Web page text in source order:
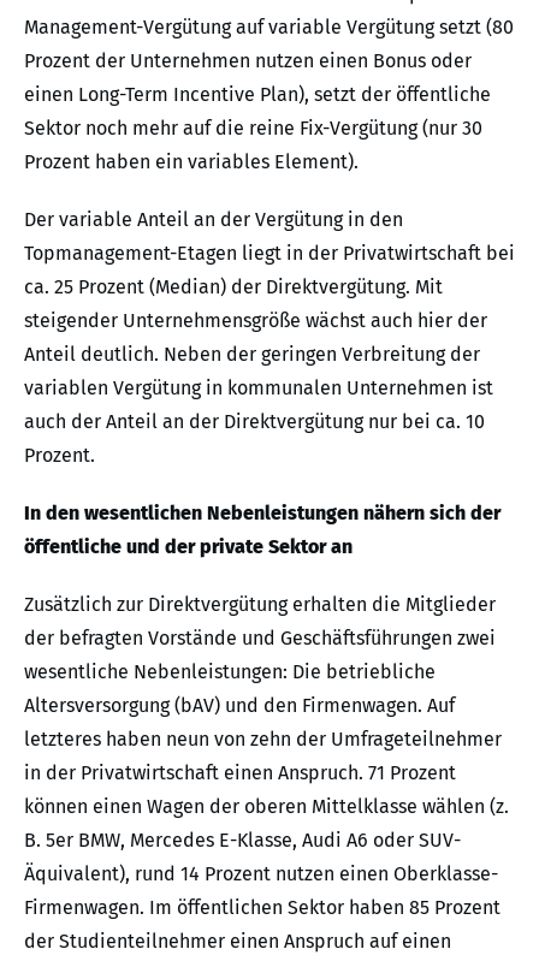
Management-Vergütung auf variable Vergütung setzt (80
Prozent der Unternehmen nutzen einen Bonus oder
einen Long-Term Incentive Plan), setzt der öffentliche
Sektor noch mehr auf die reine Fix-Vergütung (nur 30
Prozent haben ein variables Element).
Der variable Anteil an der Vergütung in den
Topmanagement-Etagen liegt in der Privatwirtschaft bei
ca. 25 Prozent (Median) der Direktvergütung. Mit
steigender Unternehmensgröße wächst auch hier der
Anteil deutlich. Neben der geringen Verbreitung der
variablen Vergütung in kommunalen Unternehmen ist
auch der Anteil an der Direktvergütung nur bei ca. 10
Prozent.
In den wesentlichen Nebenleistungen nähern sich der
öffentliche und der private Sektor an
Zusätzlich zur Direktvergütung erhalten die Mitglieder
der befragten Vorstände und Geschäftsführungen zwei
wesentliche Nebenleistungen: Die betriebliche
Altersversorgung (bAV) und den Firmenwagen. Auf
letzteres haben neun von zehn der Umfrageteilnehmer
in der Privatwirtschaft einen Anspruch. 71 Prozent
können einen Wagen der oberen Mittelklasse wählen (z.
B. 5er BMW, Mercedes E-Klasse, Audi A6 oder SUV-
Äquivalent), rund 14 Prozent nutzen einen Oberklasse-
Firmenwagen. Im öffentlichen Sektor haben 85 Prozent
der Studienteilnehmer einen Anspruch auf einen